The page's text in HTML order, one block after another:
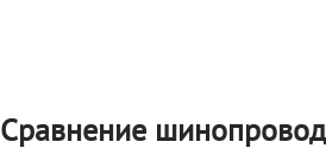
Сравнение